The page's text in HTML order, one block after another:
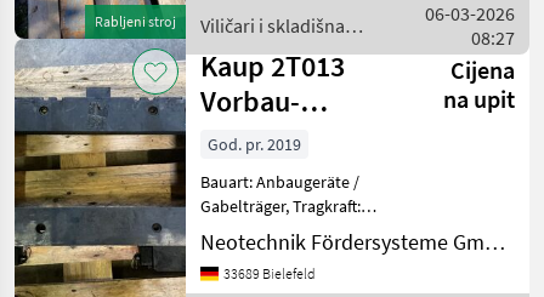
Rabljeni stroj
Zinkenqueerschnitt 163x57
Viličari i skladišna tehni
Viličari i skladišna
tehnika / Kaup
06-03-2026
08:27
Kaup 2T013
Vorbau-
Gabelträger
Cijena
na upit
God. pr. 2019
Bauart: Anbaugeräte /
Gabelträger, Tragkraft:
2500kg,
Sonderausstattungbeschreibung:
Eigengewicht 70Kg,
Neotechnik Fördersysteme GmbH & Co. KG
33689 Bielefeld